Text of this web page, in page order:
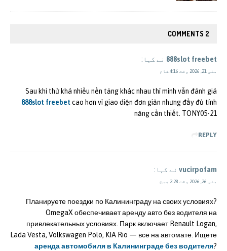
2 COMMENTS
888slot freebet نے کہا:
مئی 21, 2026 وقت 4:16 شام
Sau khi thử khá nhiều nền tảng khác nhau thì mình vẫn đánh giá
888slot freebetcao hơn vì giao diện đơn giản nhưng đầy đủ tính
năng cần thiết. TONY05-21
REPLY
vucirpofam نے کہا:
مئی 26, 2026 وقت 2:28 صبح
Планируете поездки по Калининграду на своих условиях?
OmegaX обеспечивает аренду авто без водителя на
привлекательных условиях. Парк включает Renault Logan,
Lada Vesta, Volkswagen Polo, KIA Rio — все на автомате. Ищете
аренда автомобиля в Калининграде без водителя?